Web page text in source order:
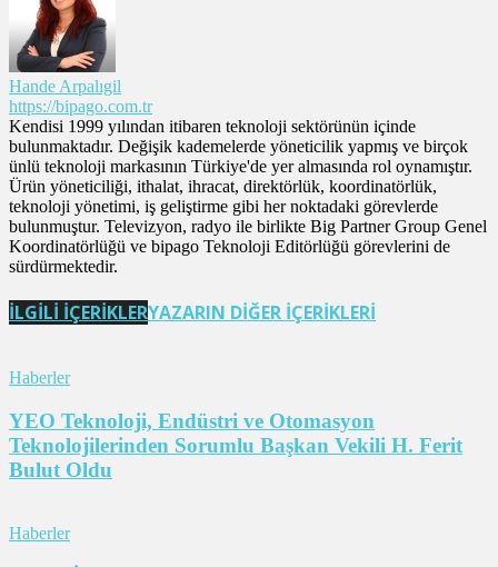
Hande Arpalıgil
https://bipago.com.tr
Kendisi 1999 yılından itibaren teknoloji sektörünün içinde
bulunmaktadır. Değişik kademelerde yöneticilik yapmış ve birçok
ünlü teknoloji markasının Türkiye'de yer almasında rol oynamıştır.
Ürün yöneticiliği, ithalat, ihracat, direktörlük, koordinatörlük,
teknoloji yönetimi, iş geliştirme gibi her noktadaki görevlerde
bulunmuştur. Televizyon, radyo ile birlikte Big Partner Group Genel
Koordinatörlüğü ve bipago Teknoloji Editörlüğü görevlerini de
sürdürmektedir.
İLGİLİ İÇERİKLERYAZARIN DİĞER İÇERİKLERİ
Haberler
YEO Teknoloji, Endüstri ve Otomasyon
Teknolojilerinden Sorumlu Başkan Vekili H. Ferit
Bulut Oldu
Haberler